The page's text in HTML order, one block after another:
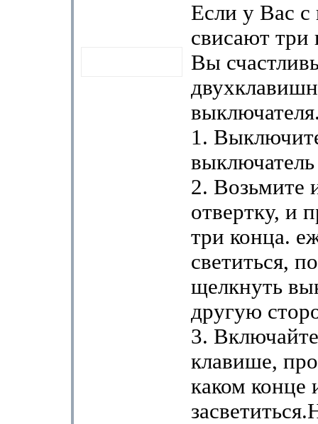
Если у Вас с
свисают три
Вы
1.
выключатель
2. Возьмите
отвертку, и
три конца.
светиться,
щелкнуть
другую
3.
клавише,
каком конце